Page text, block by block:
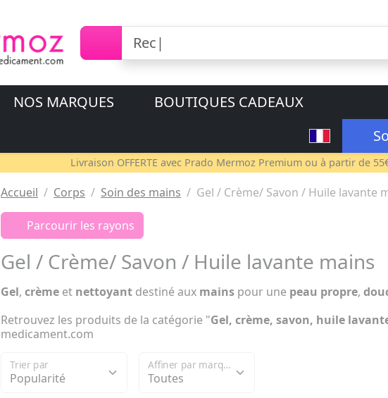
NOS MARQUES
BOUTIQUES CADEAUX
Livraison OFFERTE avec Prado Mermoz Premium ou à partir de
Accueil Corps Soin des mains Gel / Crème/ Savon / Huile lavante
Parcourir les rayons
Gel / Crème/ Savon / Huile lavante mains
Gel, crème et nettoyant destiné aux mains pour une peau propre,
Retrouvez les produits de la catégorie "Gel, crème, savon, huile
medicament.com
Trier par Affiner par marque